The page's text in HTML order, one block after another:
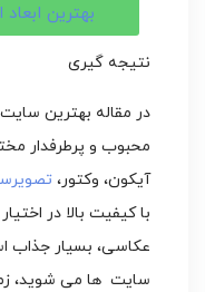
بهترین
نتیجه گیری
در مقاله بهترین
محبوب و پرطرفدار
آیکون، وکتور،
با کیفیت بالا در
عکاسی، بسیار جذاب
سایت ها می شوید،